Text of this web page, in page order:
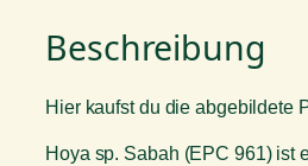
Beschreibung
Hier kaufst du die abgebildete
Hoya sp. Sabah (EPC 961) ist